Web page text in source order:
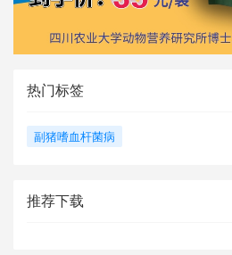
热门标签
副猪嗜血杆菌病
推荐下载